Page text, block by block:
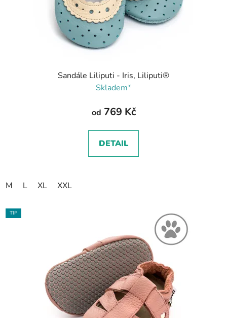
Sandále Liliputi - Iris, Liliputi®
Skladem*
od 769 Kč
DETAIL
M L XL XXL
TIP